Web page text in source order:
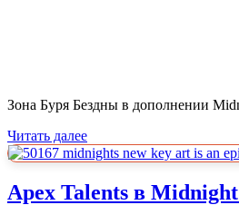
Зона Буря Бездны в дополнении
Читать далее
Apex Talents в